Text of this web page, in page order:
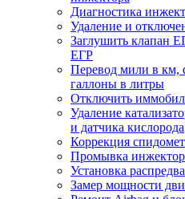
Диагностика
Удаление и
Заглушить клапан
ЕГР
Перевод мили в км,
галлоны в литры
Отключить
Удаление
и датчика кислорода
Коррекция
Промывка
Установка
Замер мощности